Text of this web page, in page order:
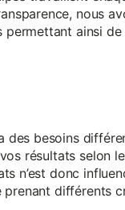
nous
permettant ainsi
des besoins
résultats selon
n’est donc
différents